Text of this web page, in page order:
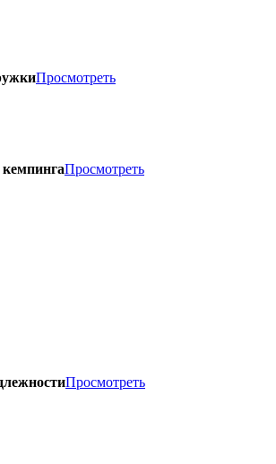
Просмотреть
Просмотреть
Просмотреть